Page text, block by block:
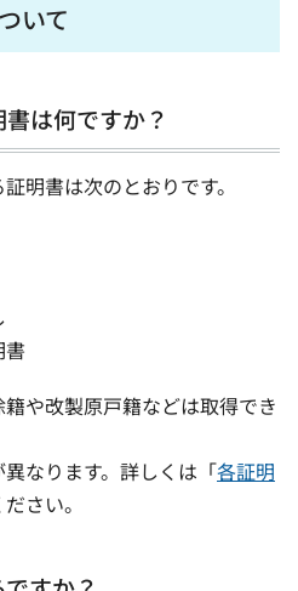
いて
は何ですか？
明書は次のとおりです。
書
や改製原戸籍などは取得でき
なります。詳しくは「各証明
さい。